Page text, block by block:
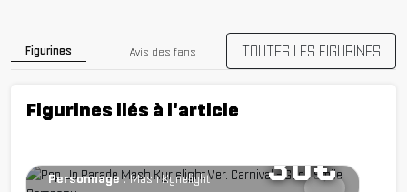
Figurines Avis des fans TOUTES LES FIGURINES
Figurines liés à l'article
30€
Ver. Carnival - Pop Up
Parade - Good Smile
Company
Chargement...
Personnage : Mash Kyrielight